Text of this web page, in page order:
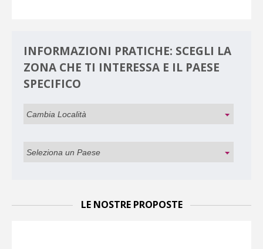
INFORMAZIONI PRATICHE: SCEGLI LA
ZONA CHE TI INTERESSA E IL PAESE
SPECIFICO
LE NOSTRE PROPOSTE